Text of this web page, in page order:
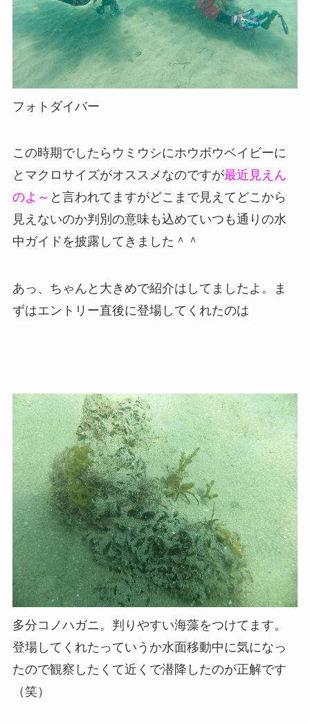
フォトダイバー
この時期でしたらウミウシにホウボウベイビーに
とマクロサイズがオススメなのですが最近見えん
のよ～ と言われてますがどこまで見えてどこから
見えないのか判別の意味も込めていつも通りの水
中ガイドを披露してきました＾＾
あっ、ちゃんと大きめで紹介はしてましたよ。ま
ずはエントリー直後に登場してくれたのは
多分コノハガニ。判りやすい海藻をつけてます。
登場してくれたっていうか水面移動中に気になっ
たので観察したくて近くで潜降したのが正解です
（笑）